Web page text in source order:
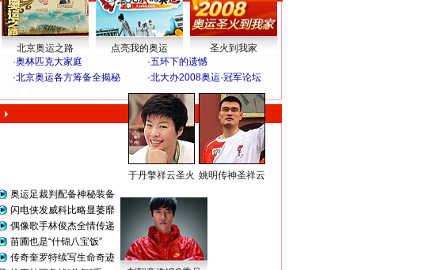
北京奥运之路 点亮我的奥运
圣火到我家
·奥林匹克大家庭 ·五环下的遗憾
·北京奥运各方筹备全揭秘 ·北大办2008奥运·冠军论坛
于丹擎祥云圣火 姚明传神圣祥云
奥运足裁判配备神秘装备
闪电侠发威科比略显萎靡
偶像歌手林俊杰全情传递
苗圃也是“什锦八宝饭”
传奇奎罗特续写生命奇迹